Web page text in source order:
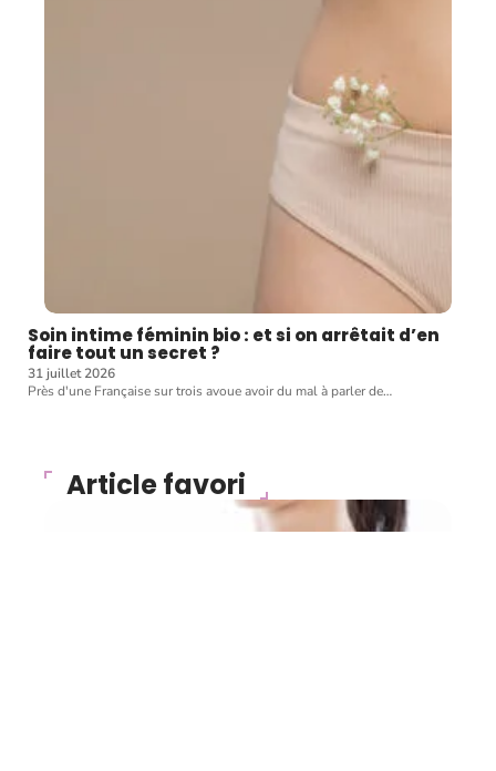
Soin intime féminin bio : et si on arrêtait d’en
faire tout un secret ?
31 juillet 2026
Près d'une Française sur trois avoue avoir du mal à parler de…
Article favori